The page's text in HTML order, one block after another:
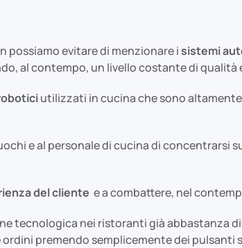
possiamo evitare di menzionare i sistemi
al contempo, un livello costante di qualità
utilizzati in cucina che sono
e al personale di cucina di concentrarsi
del cliente e a combattere, nel
tecnologica nei ristoranti già abbastanza
premendo semplicemente dei